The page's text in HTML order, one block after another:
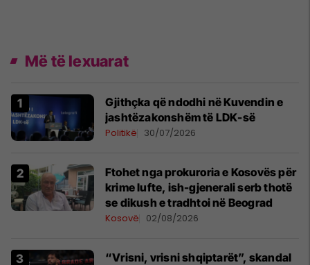
Më të lexuarat
Gjithçka që ndodhi në Kuvendin e
jashtëzakonshëm të LDK-së
Politikë 30/07/2026
Ftohet nga prokuroria e Kosovës për
krime lufte, ish-gjenerali serb thotë
se dikush e tradhtoi në Beograd
Kosovë 02/08/2026
“Vrisni, vrisni shqiptarët”, skandal